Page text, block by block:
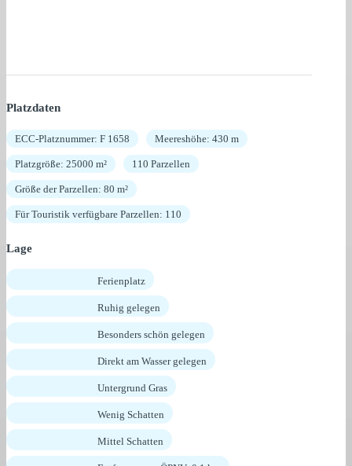
Platzdaten
ECC-Platznummer: F 1658 Meereshöhe: 430 m
Platzgröße: 25000 m² 110 Parzellen
Größe der Parzellen: 80 m²
Für Touristik verfügbare Parzellen: 110
Lage
Ferienplatz
Ruhig gelegen
Besonders schön gelegen
Direkt am Wasser gelegen
Untergrund Gras
Wenig Schatten
Mittel Schatten